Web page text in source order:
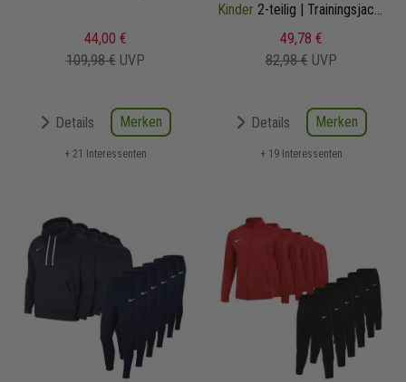
44,00 €
109,98 € UVP
Details Merken
+ 21 Interessenten
Kinder 2-teilig | Trainingsjacke Trainingshose
49,78 €
82,98 € UVP
Details Merken
+ 19 Interessenten